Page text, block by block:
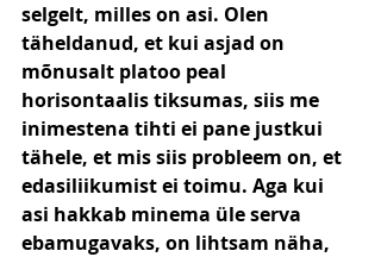
selgelt, milles on asi. Olen
täheldanud, et kui asjad on
mõnusalt platoo peal
horisontaalis tiksumas, siis me
inimestena tihti ei pane justkui
tähele, et mis siis probleem on, et
edasiliikumist ei toimu. Aga kui
asi hakkab minema üle serva
ebamugavaks, on lihtsam näha,